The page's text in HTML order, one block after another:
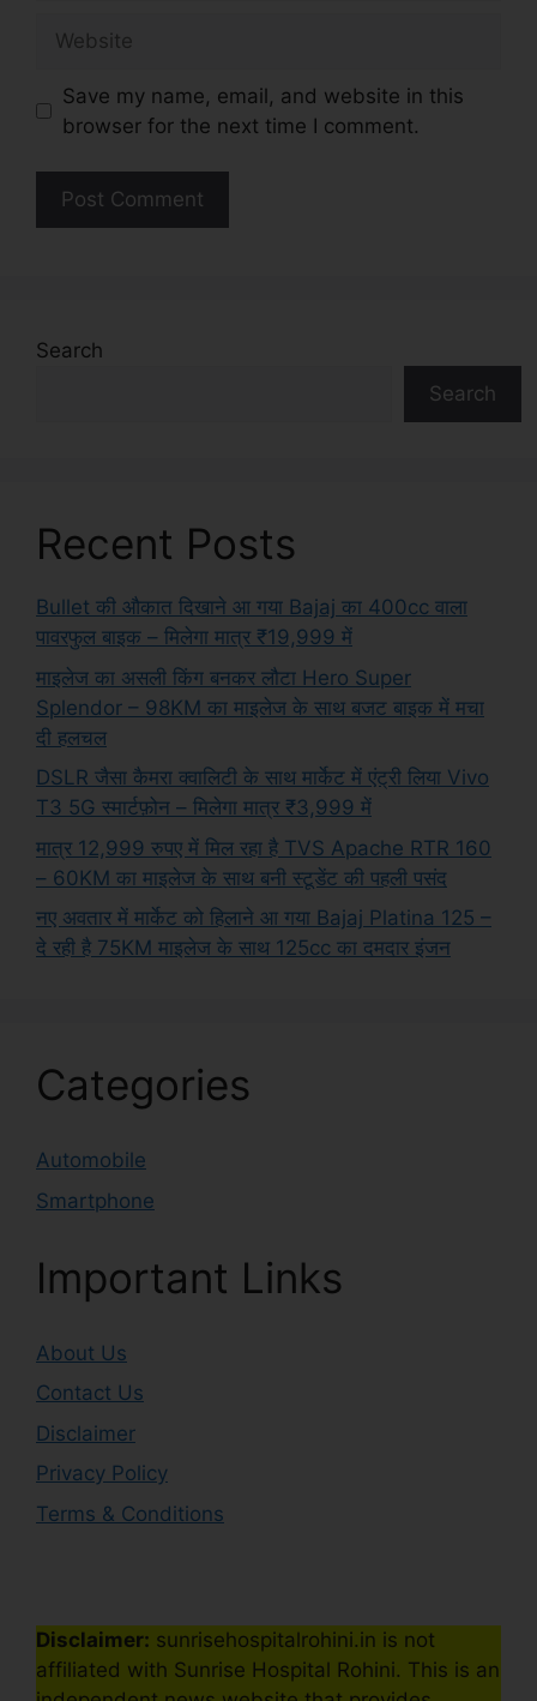
Save my name, email, and website in this
browser for the next time I comment.
Search
Search
Recent Posts
Bullet की औकात दिखाने आ गया Bajaj का 400cc वाला
पावरफुल बाइक – मिलेगा मात्र ₹19,999 में
माइलेज का असली किंग बनकर लौटा Hero Super
Splendor – 98KM का माइलेज के साथ बजट बाइक में मचा
दी हलचल
DSLR जैसा कैमरा क्वालिटी के साथ मार्केट में एंट्री लिया Vivo
T3 5G स्मार्टफ़ोन – मिलेगा मात्र ₹3,999 में
मात्र 12,999 रुपए में मिल रहा है TVS Apache RTR 160
– 60KM का माइलेज के साथ बनी स्टूडेंट की पहली पसंद
नए अवतार में मार्केट को हिलाने आ गया Bajaj Platina 125 –
दे रही है 75KM माइलेज के साथ 125cc का दमदार इंजन
Categories
Automobile
Smartphone
Important Links
About Us
Contact Us
Disclaimer
Privacy Policy
Terms & Conditions
Disclaimer: sunrisehospitalrohini.in is not
affiliated with Sunrise Hospital Rohini. This is an